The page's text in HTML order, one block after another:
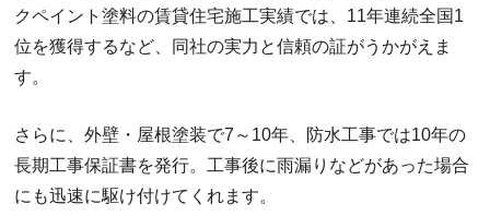
クペイント塗料の賃貸住宅施工実績では、11年連続全国1
位を獲得するなど、同社の実力と信頼の証がうかがえま
す。
さらに、外壁・屋根塗装で7～10年、防水工事では10年の
長期工事保証書を発行。工事後に雨漏りなどがあった場合
にも迅速に駆け付けてくれます。